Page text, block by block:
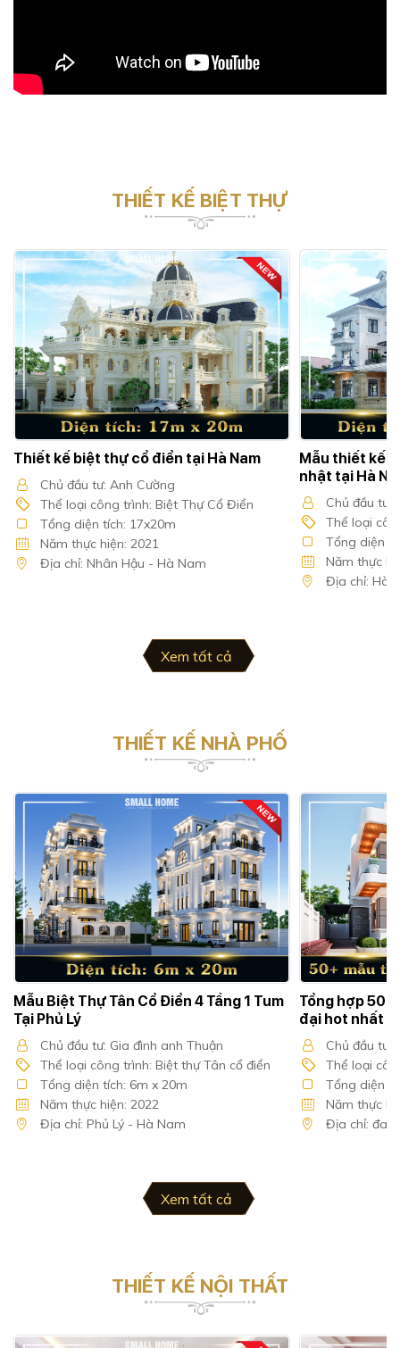
THIẾT KẾ BIỆT THỰ
Thiết kế biệt thự cổ điển tại Hà Nam
Chủ đầu tư: Anh Cường
Thể loại công trình: Biệt Thự Cổ Điển
Tổng diện tích: 17x20m
Năm thực hiện: 2021
Địa chỉ: Nhân Hậu - Hà Nam
Mẫu thiết kế
nhật tại Hà
Chủ đầu tư:
Thể loại
Tổng diện
Năm thực
Địa chỉ: Hà
Xem tất cả
THIẾT KẾ NHÀ PHỐ
Mẫu Biệt Thự Tân Cổ Điển 4 Tầng 1 Tum
Tại Phủ Lý
Chủ đầu tư: Gia đình anh Thuận
Thể loại công trình: Biệt thự Tân cổ điển
Tổng diện tích: 6m x 20m
Năm thực hiện: 2022
Địa chỉ: Phủ Lý - Hà Nam
Tổng hợp 50+
đại hot nhất
Chủ đầu tư:
Thể loại
Tổng diện
Năm thực
Địa chỉ:
Xem tất cả
THIẾT KẾ NỘI THẤT